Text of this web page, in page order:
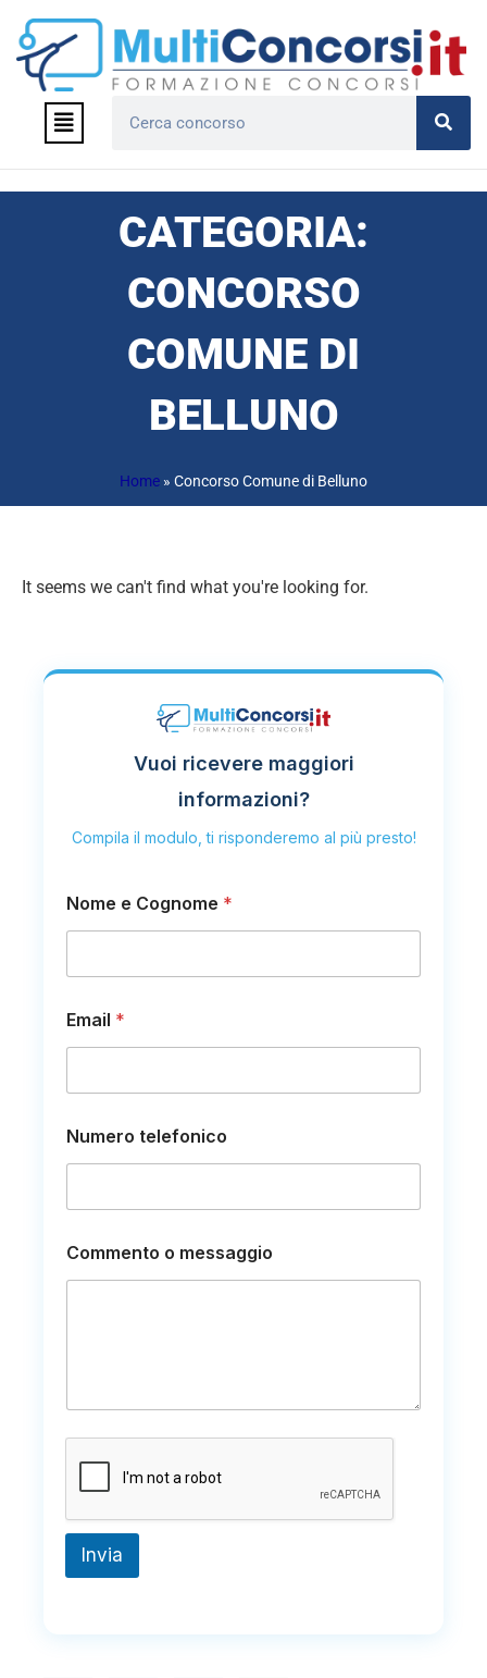
contenuto
Menu
CATEGORIA:
CONCORSO
COMUNE DI
BELLUNO
Home » Concorso Comune di Belluno
It seems we can't find what you're looking for.
Vuoi ricevere maggiori
informazioni?
Compila il modulo, ti risponderemo al più presto!
Nome e Cognome *
Email *
Numero telefonico
m
a
t
f
Commento o messaggio
Invia